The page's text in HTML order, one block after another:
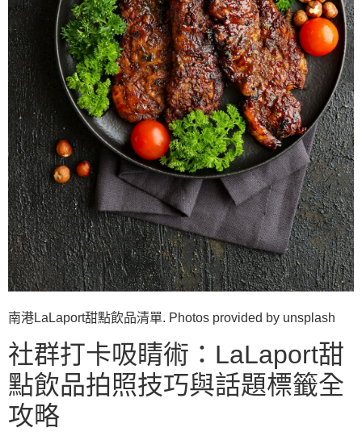
南港LaLaport甜點飲品清單. Photos provided by unsplash
社群打卡吸睛術：LaLaport甜
點飲品拍照技巧與話題標籤全
攻略